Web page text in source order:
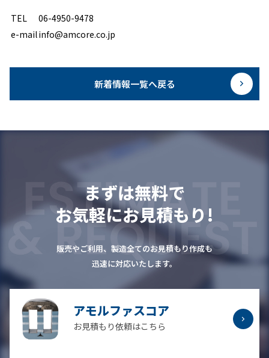
TEL
06-4950-9478
e-mailinfo@amcore.co.jp
新着情報一覧へ戻る
まずは無料で
お気軽にお見積もり!
販売やご利用、製造全てのお見積もり作成も
迅速に対応いたします。
アモルファスコア
お見積もり依頼はこちら